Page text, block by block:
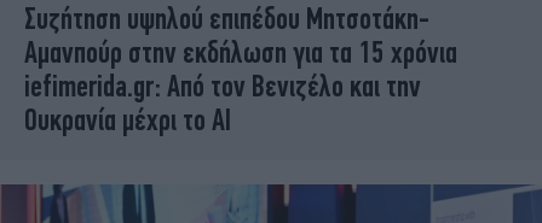
Συζήτηση υψηλού επιπέδου Μητσοτάκη-
Αμανπούρ στην εκδήλωση για τα 15 χρόνια
iefimerida.gr: Από τον Βενιζέλο και την
Ουκρανία μέχρι τo AI